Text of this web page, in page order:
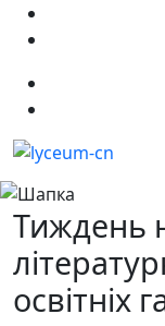
Тиждень
освітніх